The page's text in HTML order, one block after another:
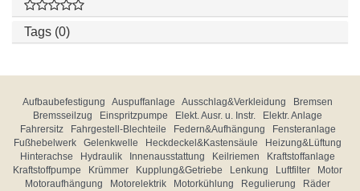
Tags (0)
Aufbaubefestigung Auspuffanlage Ausschlag&Verkleidung
Bremsen
Bremsseilzug
Einspritzpumpe Elekt. Ausr. u. Instr.
Elektr. Anlage
Fahrersitz
Fahrgestell-Blechteile Federn&Aufhängung
Fensteranlage
Fußhebelwerk
Gelenkwelle Heckdeckel&Kastensäule
Heizung&Lüftung
Hinterachse
Hydraulik Innenausstattung Keilriemen
Kraftstoffanlage
Kraftstoffpumpe
Krümmer Kupplung&Getriebe Lenkung Luftfilter
Motor
Motoraufhängung
Motorelektrik Motorkühlung Regulierung
Räder